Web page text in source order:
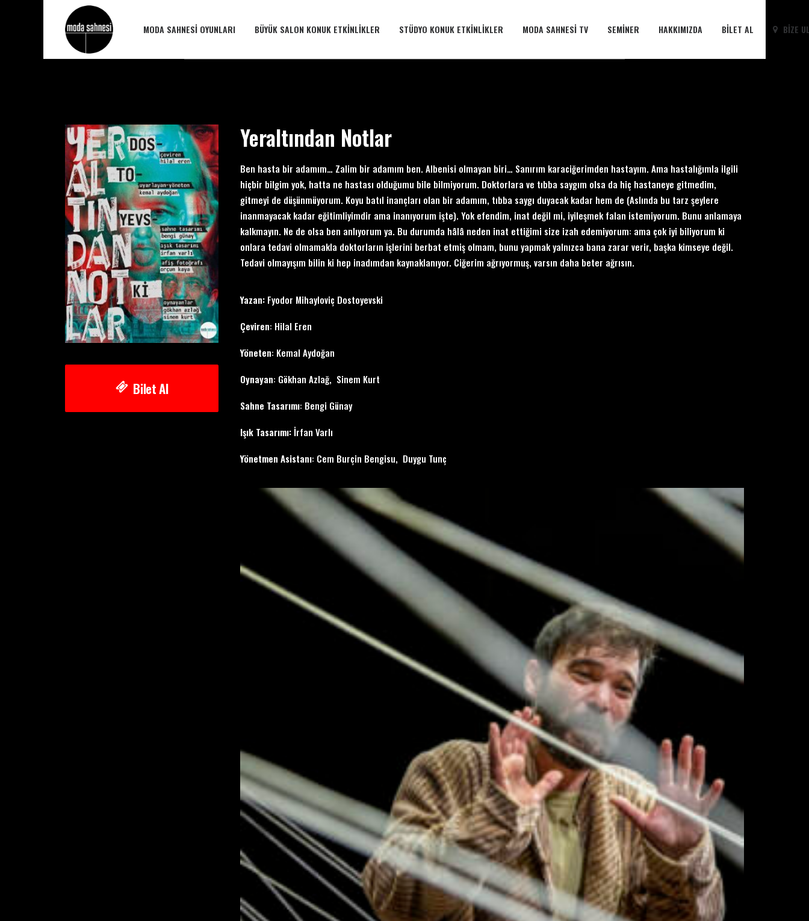
MODA SAHNESI OYUNLARI BÜYÜK SALON KONUK ETKINLIKLER STÜDYO KONUK ETKINLIKLER MODA SAHNESI TV SEMINER HAKKIMIZDA BILET AL BIZE
Bilet Al
Yeraltından Notlar
Ben hasta bir adamım… Zalim bir adamım ben. Albenisi olmayan biri… Sanırım karaciğerimden hastayım. Ama hastalığımla ilgili
hiçbir bilgim yok, hatta ne hastası olduğumu bile bilmiyorum. Doktorlara ve tıbba saygım olsa da hiç hastaneye gitmedim,
gitmeyi de düşünmüyorum. Koyu batıl inançları olan bir adamım, tıbba saygı duyacak kadar hem de (Aslında bu tarz şeylere
inanmayacak kadar eğitimliyimdir ama inanıyorum işte). Yok efendim, inat değil mi, iyileşmek falan istemiyorum. Bunu anlamaya
kalkmayın. Ne de olsa ben anlıyorum ya. Bu durumda hâlâ neden inat ettiğimi size izah edemiyorum: ama çok iyi biliyorum ki
onlara tedavi olmamakla doktorların işlerini berbat etmiş olmam, bunu yapmak yalnızca bana zarar verir, başka kimseye değil.
Tedavi olmayışım bilin ki hep inadımdan kaynaklanıyor. Ciğerim ağrıyormuş, varsın daha beter ağrısın.
Yazan: Fyodor Mihayloviç Dostoyevski
Çeviren: Hilal Eren
Yöneten: Kemal Aydoğan
Oynayan: Gökhan Azlağ, Sinem Kurt
Sahne Tasarımı: Bengi Günay
Işık Tasarımı: İrfan Varlı
Yönetmen Asistanı: Cem Burçin Bengisu, Duygu Tunç